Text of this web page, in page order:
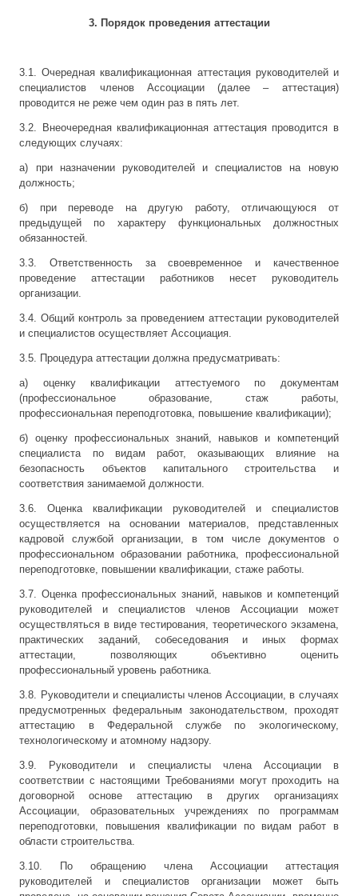
3. Порядок проведения аттестации
3.1. Очередная квалификационная аттестация руководителей и
специалистов членов Ассоциации (далее – аттестация)
проводится не реже чем один раз в пять лет.
3.2. Внеочередная квалификационная аттестация проводится в
следующих случаях:
а) при назначении руководителей и специалистов на новую
должность;
б) при переводе на другую работу, отличающуюся от
предыдущей по характеру функциональных должностных
обязанностей.
3.3. Ответственность за своевременное и качественное
проведение аттестации работников несет руководитель
организации.
3.4. Общий контроль за проведением аттестации руководителей
и специалистов осуществляет Ассоциация.
3.5. Процедура аттестации должна предусматривать:
а) оценку квалификации аттестуемого по документам
(профессиональное образование, стаж работы,
профессиональная переподготовка, повышение квалификации);
б) оценку профессиональных знаний, навыков и компетенций
специалиста по видам работ, оказывающих влияние на
безопасность объектов капитального строительства и
соответствия занимаемой должности.
3.6. Оценка квалификации руководителей и специалистов
осуществляется на основании материалов, представленных
кадровой службой организации, в том числе документов о
профессиональном образовании работника, профессиональной
переподготовке, повышении квалификации, стаже работы.
3.7. Оценка профессиональных знаний, навыков и компетенций
руководителей и специалистов членов Ассоциации может
осуществляться в виде тестирования, теоретического экзамена,
практических заданий, собеседования и иных формах
аттестации, позволяющих объективно оценить
профессиональный уровень работника.
3.8. Руководители и специалисты членов Ассоциации, в случаях
предусмотренных федеральным законодательством, проходят
аттестацию в Федеральной службе по экологическому,
технологическому и атомному надзору.
3.9. Руководители и специалисты члена Ассоциации в
соответствии с настоящими Требованиями могут проходить на
договорной основе аттестацию в других организациях
Ассоциации, образовательных учреждениях по программам
переподготовки, повышения квалификации по видам работ в
области строительства.
3.10. По обращению члена Ассоциации аттестация
руководителей и специалистов организации может быть